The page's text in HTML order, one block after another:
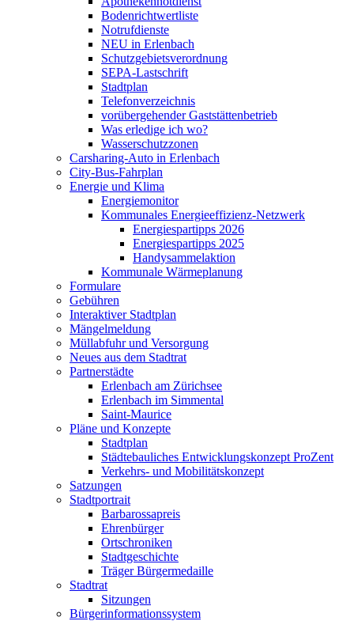
Bodenrichtwertliste
Notrufdienste
NEU in Erlenbach
Schutzgebietsverordnung
SEPA-Lastschrift
Stadtplan
Telefonverzeichnis
vorübergehender Gaststättenbetrieb
Was erledige ich wo?
Wasserschutzzonen
Carsharing-Auto in Erlenbach
City-Bus-Fahrplan
Energie und Klima
Energiemonitor
Kommunales Energieeffizienz-Netzwerk
Energiespartipps 2026
Energiespartipps 2025
Handysammelaktion
Kommunale Wärmeplanung
Formulare
Gebühren
Interaktiver Stadtplan
Mängelmeldung
Müllabfuhr und Versorgung
Neues aus dem Stadtrat
Partnerstädte
Erlenbach am Zürichsee
Erlenbach im Simmental
Saint-Maurice
Pläne und Konzepte
Stadtplan
Städtebauliches Entwicklungskonzept ProZent
Verkehrs- und Mobilitätskonzept
Satzungen
Stadtportrait
Barbarossapreis
Ehrenbürger
Ortschroniken
Stadtgeschichte
Träger Bürgermedaille
Stadtrat
Sitzungen
Bürgerinformationssystem